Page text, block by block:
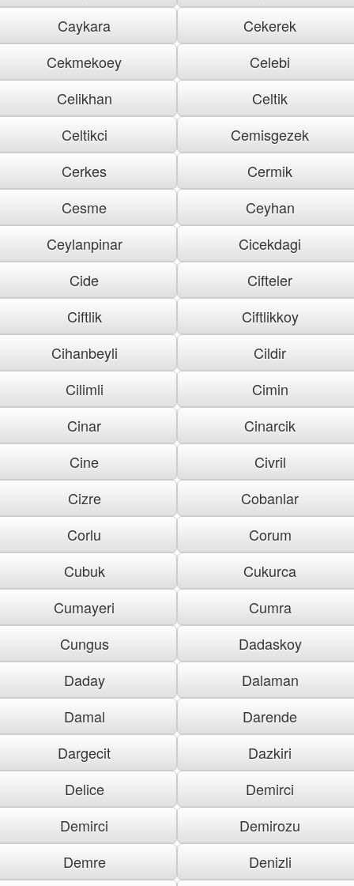
Caykara
Cekerek
Cekmekoey
Celebi
Celikhan
Celtik
Celtikci
Cemisgezek
Cerkes
Cermik
Cesme
Ceyhan
Ceylanpinar
Cicekdagi
Cide
Cifteler
Ciftlik
Ciftlikkoy
Cihanbeyli
Cildir
Cilimli
Cimin
Cinar
Cinarcik
Cine
Civril
Cizre
Cobanlar
Corlu
Corum
Cubuk
Cukurca
Cumayeri
Cumra
Cungus
Dadaskoy
Daday
Dalaman
Damal
Darende
Dargecit
Dazkiri
Delice
Demirci
Demirci
Demirozu
Demre
Denizli